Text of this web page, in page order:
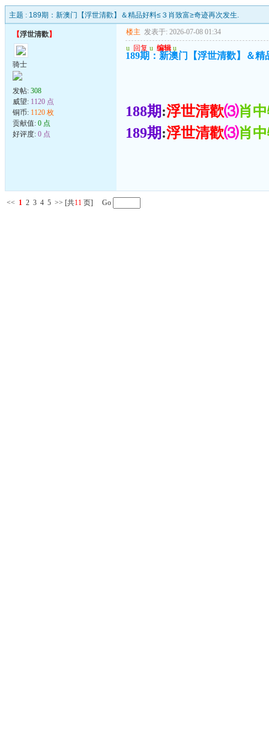
主题 : 189期：新澳门【浮世清歡】＆精品好料≤３肖致富≥奇迹再次发生.
【浮世清歡】
骑士
发帖: 308
威望: 1120 点
铜币: 1120 枚
贡献值: 0 点
好评度: 0 点
楼主 发表于: 2026-07-08 01:34
u 回复 u 编辑 u
189期：新澳门【浮世清歡】＆
188期:浮世清歡⑶肖
189期:浮世清歡⑶肖
<< 1 2 3 4 5 >> [共11 页] Go